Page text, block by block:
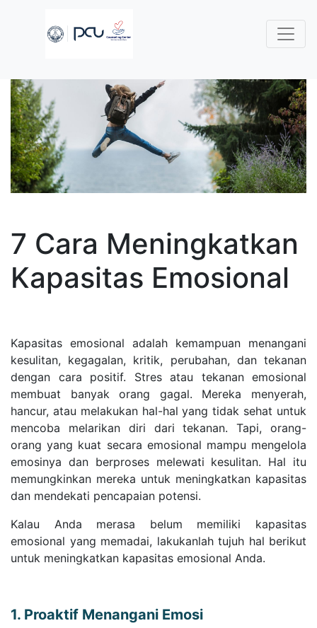
7 Cara Meningkatkan
Kapasitas Emosional
Kapasitas emosional adalah kemampuan menangani
kesulitan, kegagalan, kritik, perubahan, dan tekanan
dengan cara positif. Stres atau tekanan emosional
membuat banyak orang gagal. Mereka menyerah,
hancur, atau melakukan hal-hal yang tidak sehat untuk
mencoba melarikan diri dari tekanan. Tapi, orang-
orang yang kuat secara emosional mampu mengelola
emosinya dan berproses melewati kesulitan. Hal itu
memungkinkan mereka untuk meningkatkan kapasitas
dan mendekati pencapaian potensi.
Kalau Anda merasa belum memiliki kapasitas
emosional yang memadai, lakukanlah tujuh hal berikut
untuk meningkatkan kapasitas emosional Anda.
1. Proaktif Menangani Emosi